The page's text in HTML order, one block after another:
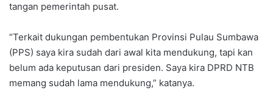
tangan pemerintah pusat.
“Terkait dukungan pembentukan Provinsi Pulau Sumbawa
(PPS) saya kira sudah dari awal kita mendukung, tapi kan
belum ada keputusan dari presiden. Saya kira DPRD NTB
memang sudah lama mendukung,” katanya.